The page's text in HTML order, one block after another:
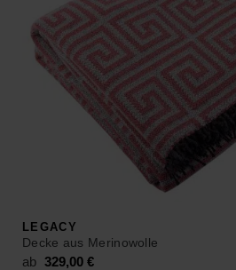
LEGACY
Decke aus Merinowolle
ab329,00€